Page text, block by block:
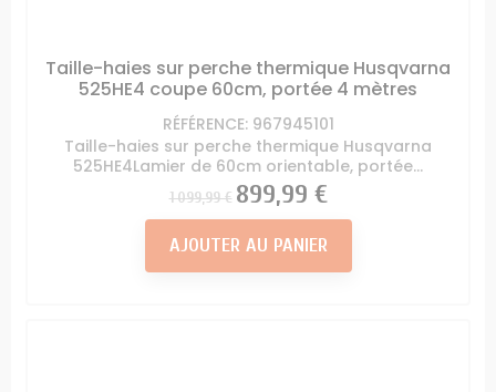
Taille-haies sur perche thermique Husqvarna
525HE4 coupe 60cm, portée 4 mètres
RÉFÉRENCE: 967945101
Taille-haies sur perche thermique Husqvarna
525HE4Lamier de 60cm orientable, portée...
Prix
1 099,99 € Prix
899,99 €
AJOUTER AU PANIER